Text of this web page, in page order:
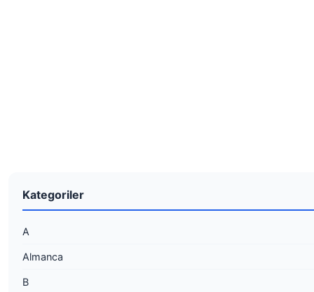
Kategoriler
A
Almanca
B